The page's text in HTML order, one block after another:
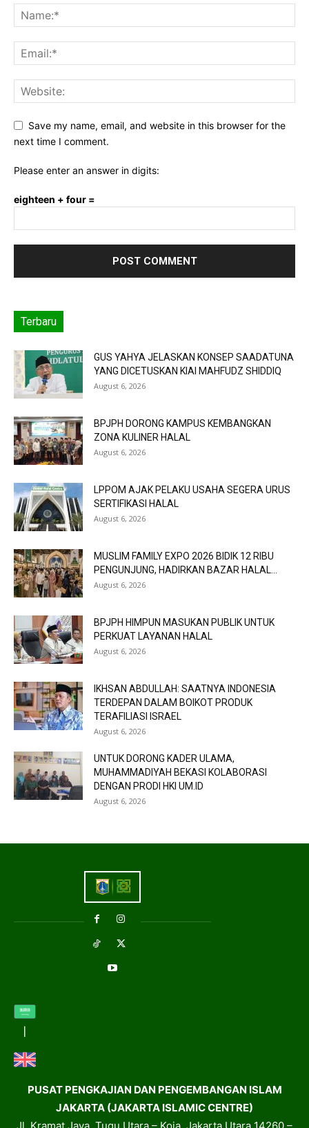
Save my name, email, and website in this browser for the
next time I comment.
Please enter an answer in digits:
eighteen + four =
Terbaru
GUS YAHYA JELASKAN KONSEP SAADATUNA
YANG DICETUSKAN KIAI MAHFUDZ SHIDDIQ
August 6, 2026
BPJPH DORONG KAMPUS KEMBANGKAN
ZONA KULINER HALAL
August 6, 2026
LPPOM AJAK PELAKU USAHA SEGERA URUS
SERTIFIKASI HALAL
August 6, 2026
MUSLIM FAMILY EXPO 2026 BIDIK 12 RIBU
PENGUNJUNG, HADIRKAN BAZAR HALAL...
August 6, 2026
BPJPH HIMPUN MASUKAN PUBLIK UNTUK
PERKUAT LAYANAN HALAL
August 6, 2026
IKHSAN ABDULLAH: SAATNYA INDONESIA
TERDEPAN DALAM BOIKOT PRODUK
TERAFILIASI ISRAEL
August 6, 2026
UNTUK DORONG KADER ULAMA,
MUHAMMADIYAH BEKASI KOLABORASI
DENGAN PRODI HKI UM.ID
August 6, 2026
PUSAT PENGKAJIAN DAN PENGEMBANGAN ISLAM
JAKARTA (JAKARTA ISLAMIC CENTRE)